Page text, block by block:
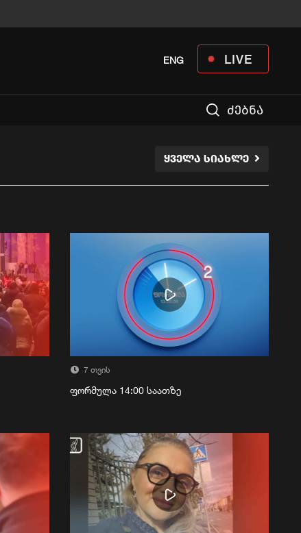
LIVE
ENG
ძებნა
ᲧᲕᲔᲚᲐ ᲡᲘᲐᲮᲚᲔ
7 თვის
ფორმულა 14:00 საათზე